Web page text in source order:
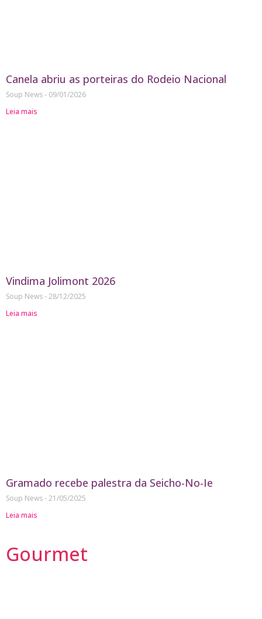
Canela abriu as porteiras do Rodeio Nacional
Soup News
09/01/2026
Leia mais
Vindima Jolimont 2026
Soup News 28/12/2025
Leia mais
Gramado recebe palestra da Seicho-No-Ie
Soup News 21/05/2025
Leia mais
Gourmet